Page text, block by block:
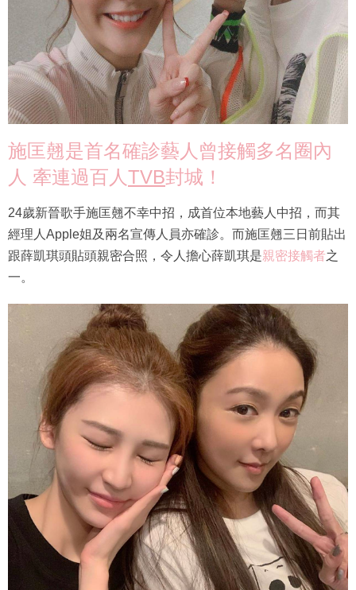
施匡翹是首名確診藝人曾接觸多名圈內
人 牽連過百人TVB封城！
24歲新晉歌手施匡翹不幸中招，成首位本地藝人中招，而其
經理人Apple姐及兩名宣傳人員亦確診。而施匡翹三日前貼出
跟薛凱琪頭貼頭親密合照，令人擔心薛凱琪是親密接觸者之
一。